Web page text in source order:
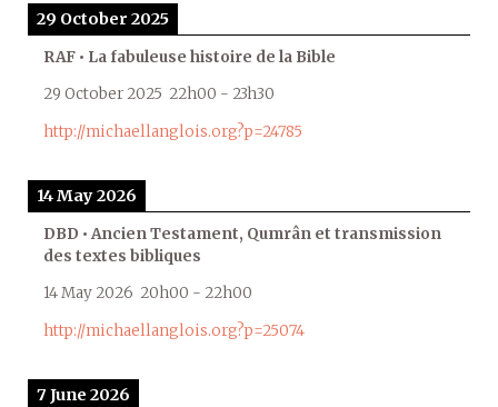
29 October 2025
RAF • La fabuleuse histoire de la Bible
29 October 2025 22h00 - 23h30
http://michaellanglois.org?p=24785
14 May 2026
DBD • Ancien Testament, Qumrân et transmission
des textes bibliques
14 May 2026 20h00 - 22h00
http://michaellanglois.org?p=25074
7 June 2026